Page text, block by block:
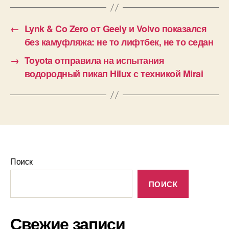
← Lynk & Co Zero от Geely и Volvo показался
без камуфляжа: не то лифтбек, не то седан
→ Toyota отправила на испытания
водородный пикап Hilux с техникой Mirai
Поиск
ПОИСК
Свежие записи